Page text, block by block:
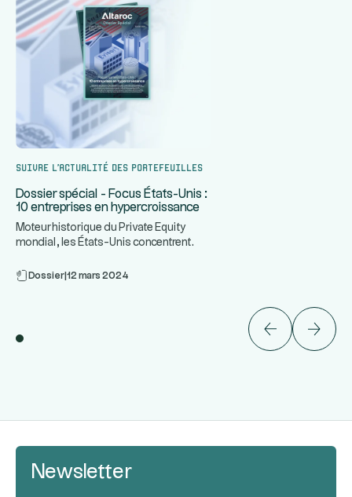
Suivre l’actualité des portefeuilles
Dossier spécial - Focus États-Unis :
10 entreprises en hypercroissance
Moteur historique du Private Equity
mondial, les États-Unis concentrent
Dossier 12 mars 2024
Newsletter